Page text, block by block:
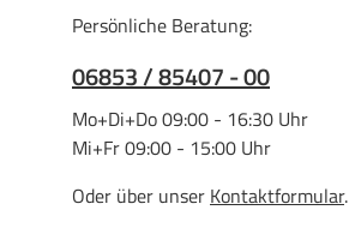
Persönliche Beratung:
06853 / 85407 - 00
Mo+Di+Do 09:00 - 16:30 Uhr
Mi+Fr 09:00 - 15:00 Uhr
Oder über unser Kontaktformular.